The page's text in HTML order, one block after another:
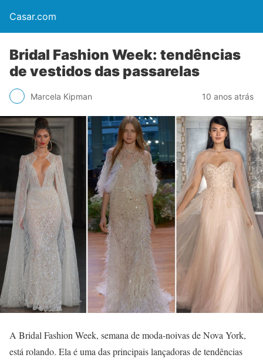
Casar.com
Bridal Fashion Week: tendências
de vestidos das passarelas
Marcela Kipman 10 anos atrás
A Bridal Fashion Week, semana de moda-noivas de Nova York,
está rolando. Ela é uma das principais lançadoras de tendências